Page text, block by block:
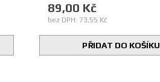
89,00 Kč
bez DPH: 73,55 Kč
PŘIDAT DO KOŠÍKU